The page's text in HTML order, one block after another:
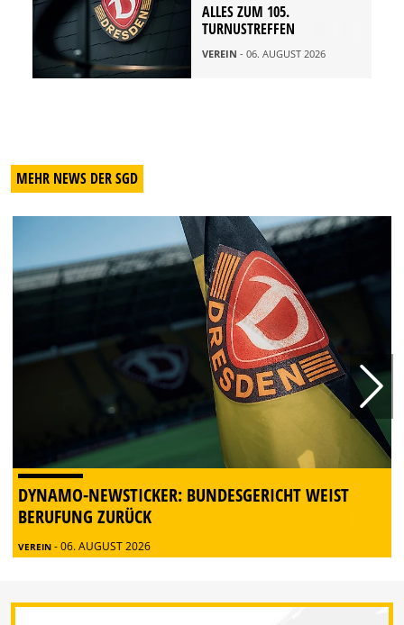
ALLES ZUM 105.
TURNUSTREFFEN
VEREIN - 06. AUGUST 2026
MEHR NEWS DER SGD
DYNAMO-NEWSTICKER: BUNDESGERICHT WEIST
BERUFUNG ZURÜCK
VEREIN - 06. AUGUST 2026